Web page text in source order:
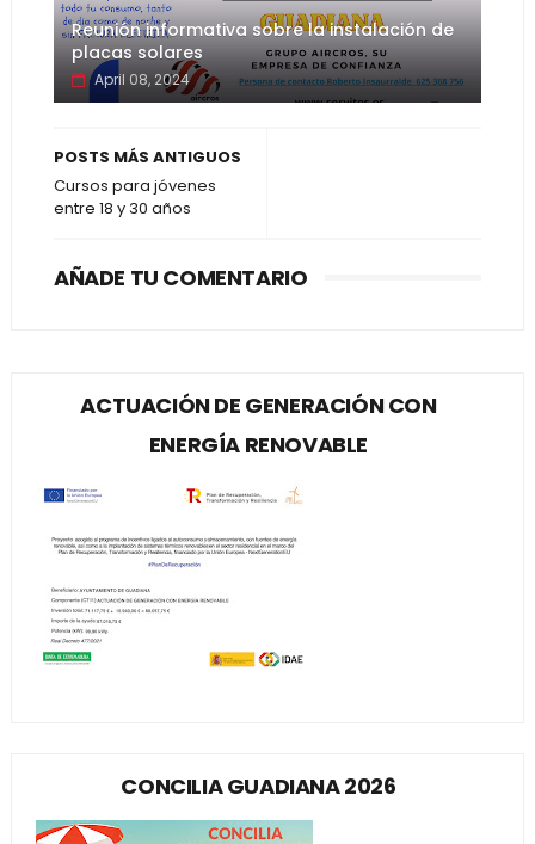
Reunión informativa sobre la instalación de
placas solares
April 08, 2024
POSTS MÁS ANTIGUOS
Cursos para jóvenes
entre 18 y 30 años
AÑADE TU COMENTARIO
ACTUACIÓN DE GENERACIÓN CON
ENERGÍA RENOVABLE
CONCILIA GUADIANA 2026